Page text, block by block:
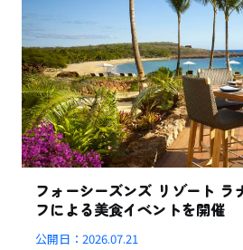
フォーシーズンズ リゾート ラ
フによる美食イベントを開催
公開日：2026.07.21